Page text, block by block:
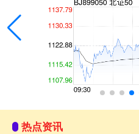
热点资讯